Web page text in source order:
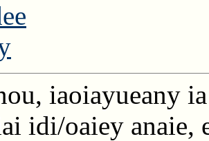
iaoiayueany
idi/oaiey anaie,